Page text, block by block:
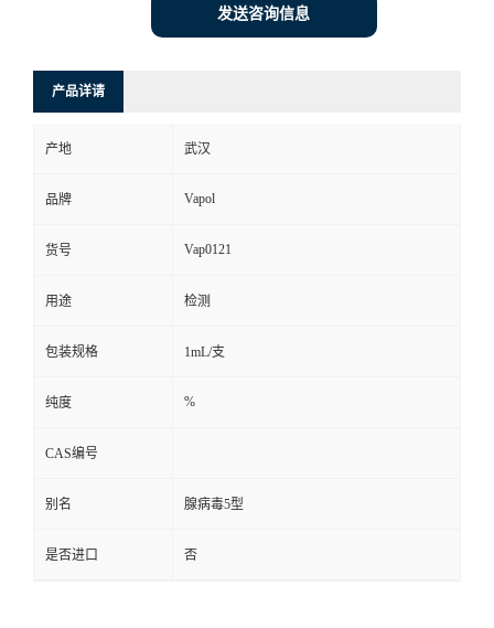
发送咨询信息
产品详请
产地 武汉
品牌 Vapol
货号 Vap0121
用途 检测
包装规格 1mL/支
纯度 %
CAS编号
别名 腺病毒5型
是否进口 否